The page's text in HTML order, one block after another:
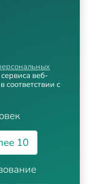
10
веб-
с